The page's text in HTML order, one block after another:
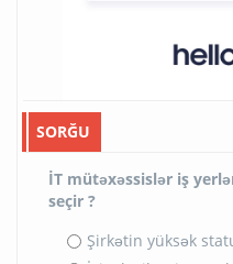
SORĞU
İT mütəxəssislər iş
seçir ?
Şirkətin yüksək